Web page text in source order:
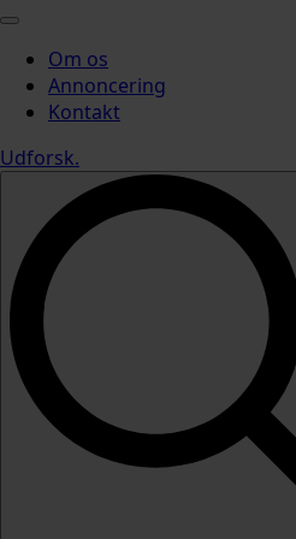
Om os
Annoncering
Kontakt
Udforsk.